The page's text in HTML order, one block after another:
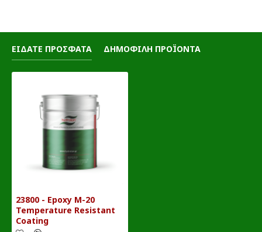
ΕΙΔΑΤΕ ΠΡΟΣΦΑΤΑ ΔΗΜΟΦΙΛΗ ΠΡΟΪΟΝΤΑ
23800 - Epoxy M-20
Temperature Resistant
Coating